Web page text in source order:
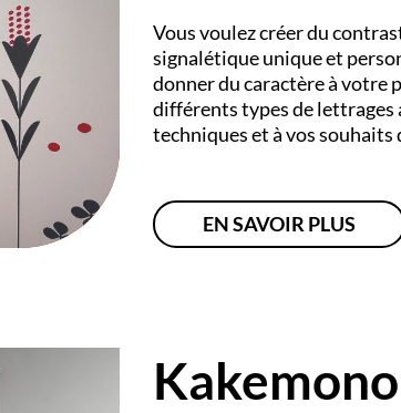
Vous voulez créer du
signalétique unique et
donner du caractère à votre
différents types de lettrages
techniques et à vos
EN SAVOIR PLUS